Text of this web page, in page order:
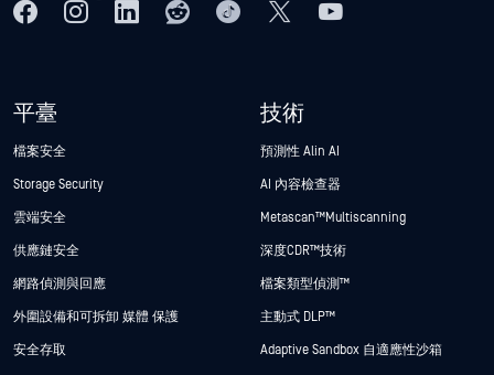
平臺
檔案安全
Storage Security
雲端安全
供應鏈安全
網路偵測與回應
外圍設備和可拆卸 媒體 保護
安全存取
技術
預測性 Alin AI
AI 內容檢查器
Metascan™ Multiscanning
深度CDR™技術
檔案類型偵測™
主動式 DLP™
Adaptive Sandbox 自適應性沙箱